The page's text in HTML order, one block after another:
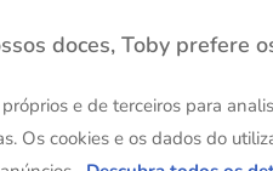
doces, Toby prefere
e de terceiros para
Os cookies e os dados do